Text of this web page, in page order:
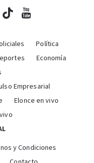
Política
Economía
Empresarial
Elonce en vivo
y Condiciones